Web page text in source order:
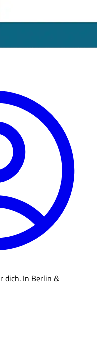
dich. In Berlin &